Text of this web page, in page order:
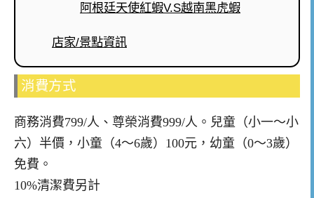
阿根廷天使紅蝦V.S越南黑虎蝦
店家/景點資訊
消費方式
商務消費799/人、尊榮消費999/人。兒童（小一～小
六）半價，小童（4～6歲）100元，幼童（0～3歲）
免費。
10%清潔費另計